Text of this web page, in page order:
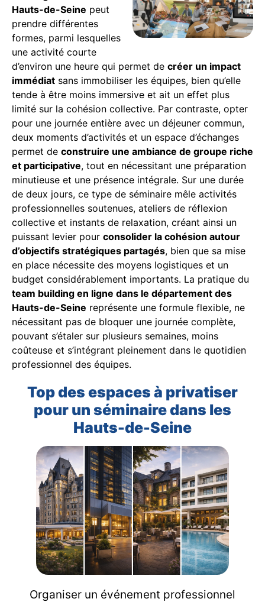
Hauts-de-Seine peut
prendre différentes
formes, parmi lesquelles
une activité courte
d’environ une heure qui permet de créer un impact
immédiat sans immobiliser les équipes, bien qu’elle
tende à être moins immersive et ait un effet plus
limité sur la cohésion collective. Par contraste, opter
pour une journée entière avec un déjeuner commun,
deux moments d’activités et un espace d’échanges
permet de construire une ambiance de groupe riche
et participative, tout en nécessitant une préparation
minutieuse et une présence intégrale. Sur une durée
de deux jours, ce type de séminaire mêle activités
professionnelles soutenues, ateliers de réflexion
collective et instants de relaxation, créant ainsi un
puissant levier pour consolider la cohésion autour
d’objectifs stratégiques partagés, bien que sa mise
en place nécessite des moyens logistiques et un
budget considérablement importants. La pratique du
team building en ligne dans le département des
Hauts-de-Seine représente une formule flexible, ne
nécessitant pas de bloquer une journée complète,
pouvant s’étaler sur plusieurs semaines, moins
coûteuse et s’intégrant pleinement dans le quotidien
professionnel des équipes.
Top des espaces à privatiser
pour un séminaire dans les
Hauts-de-Seine
Organiser un événement professionnel